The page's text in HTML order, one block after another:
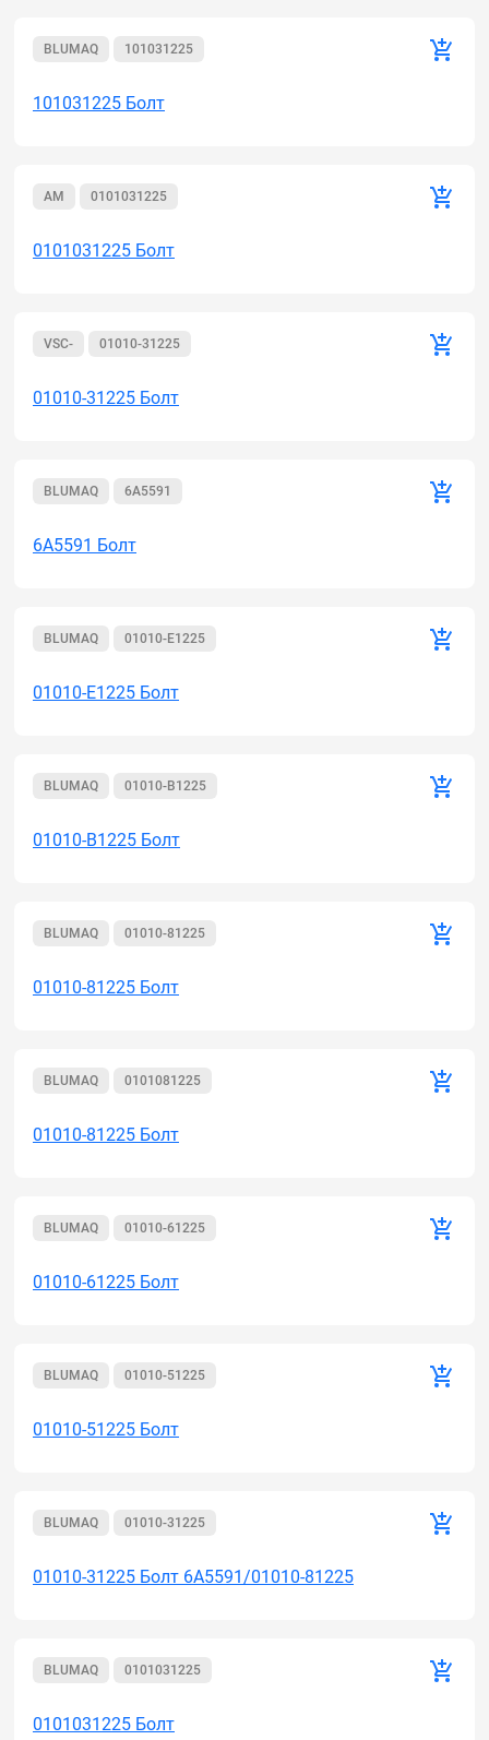
BLUMAQ 101031225
101031225 Болт
AM 0101031225
0101031225 Болт
VSC- 01010-31225
01010-31225 Болт
BLUMAQ 6A5591
6A5591 Болт
BLUMAQ 01010-E1225
01010-E1225 Болт
BLUMAQ 01010-B1225
01010-B1225 Болт
BLUMAQ 01010-81225
01010-81225 Болт
BLUMAQ 0101081225
01010-81225 Болт
BLUMAQ 01010-61225
01010-61225 Болт
BLUMAQ 01010-51225
01010-51225 Болт
BLUMAQ 01010-31225
01010-31225 Болт 6A5591/01010-81225
BLUMAQ 0101031225
0101031225 Болт